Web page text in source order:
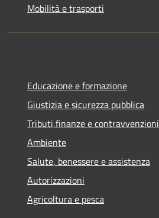
Mobilità e trasporti
Educazione e formazione
Giustizia e sicurezza pubblica
Tributi,finanze e contravvenzioni
Ambiente
Salute, benessere e assistenza
Autorizzazioni
Agricoltura e pesca